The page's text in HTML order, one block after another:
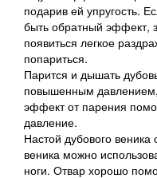
подарив ей упругость.
быть обратный эффект,
появиться легкое
попариться.
Парится и дышать
повышенным
эффект от парения
давление.
Настой дубового
веника можно
ноги. Отвар хорошо